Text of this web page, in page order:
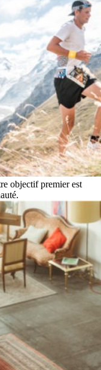
objectif premier est